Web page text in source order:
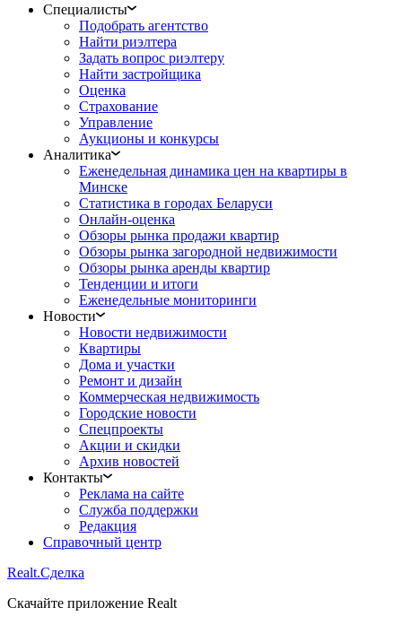
Специалисты
Подобрать агентство
Найти риэлтера
Задать вопрос риэлтеру
Найти застройщика
Оценка
Страхование
Управление
Аукционы и конкурсы
Аналитика
Еженедельная динамика цен на квартиры в
Минске
Статистика в городах Беларуси
Онлайн-оценка
Обзоры рынка продажи квартир
Обзоры рынка загородной недвижимости
Обзоры рынка аренды квартир
Тенденции и итоги
Еженедельные мониторинги
Новости
Новости недвижимости
Квартиры
Дома и участки
Ремонт и дизайн
Коммерческая недвижимость
Городские новости
Спецпроекты
Акции и скидки
Архив новостей
Контакты
Реклама на сайте
Служба поддержки
Редакция
Справочный центр
Realt.Сделка
Скачайте приложение Realt